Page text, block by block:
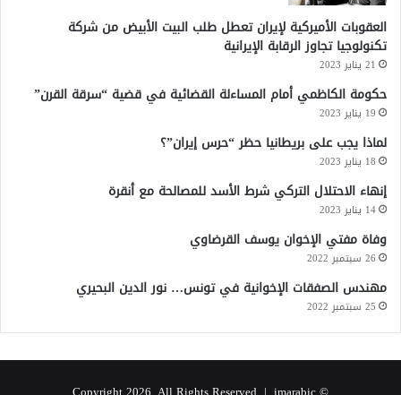
العقوبات الأميركية لإيران تعطل طلب البيت الأبيض من شركة
تكنولوجيا تجاوز الرقابة الإيرانية
21 يناير 2023
حكومة الكاظمي أمام المساءلة القضائية في قضية “سرقة القرن”
19 يناير 2023
لماذا يجب على بريطانيا حظر “حرس إيران”؟
18 يناير 2023
إنهاء الاحتلال التركي شرط الأسد للمصالحة مع أنقرة
14 يناير 2023
وفاة مفتي الإخوان يوسف القرضاوي
26 سبتمبر 2022
مهندس الصفقات الإخوانية في تونس… نور الدين البحيري
25 سبتمبر 2022